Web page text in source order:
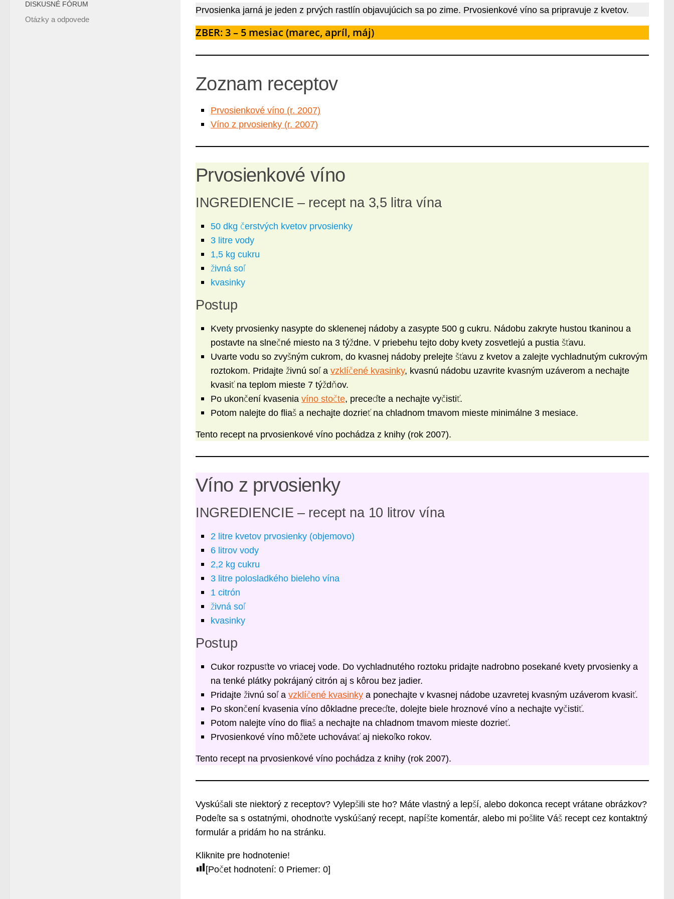
Prvosienka jarná je jeden z prvých rastlín objavujúcich sa po zime. Prvosienkové víno sa pripravuje z kvetov.
ZBER: 3 – 5 mesiac (marec, apríl, máj)
Zoznam receptov
Prvosienkové víno (r. 2007)
Víno z prvosienky (r. 2007)
Prvosienkové víno
INGREDIENCIE – recept na 3,5 litra vína
50 dkg čerstvých kvetov prvosienky
3 litre vody
1,5 kg cukru
živná soľ
kvasinky
Postup
Kvety prvosienky nasypte do sklenenej nádoby a zasypte 500 g cukru. Nádobu zakryte hustou tkaninou a
postavte na slnečné miesto na 3 týždne. V priebehu tejto doby kvety zosvetlejú a pustia šťavu.
Uvarte vodu so zvyšným cukrom, do kvasnej nádoby prelejte šťavu z kvetov a zalejte vychladnutým cukrovým
roztokom. Pridajte živnú soľ a vzklíčené kvasinky, kvasnú nádobu uzavrite kvasným uzáverom a nechajte
kvasiť na teplom mieste 7 týždňov.
Po ukončení kvasenia víno stočte, preceďte a nechajte vyčistiť.
Potom nalejte do fliaš a nechajte dozrieť na chladnom tmavom mieste minimálne 3 mesiace.
Tento recept na prvosienkové víno pochádza z knihy (rok 2007).
Víno z prvosienky
INGREDIENCIE – recept na 10 litrov vína
2 litre kvetov prvosienky (objemovo)
6 litrov vody
2,2 kg cukru
3 litre polosladkého bieleho vína
1 citrón
živná soľ
kvasinky
Postup
Cukor rozpusťte vo vriacej vode. Do vychladnutého roztoku pridajte nadrobno posekané kvety prvosienky a
na tenké plátky pokrájaný citrón aj s kôrou bez jadier.
Pridajte živnú soľ a vzklíčené kvasinky a ponechajte v kvasnej nádobe uzavretej kvasným uzáverom kvasiť.
Po skončení kvasenia víno dôkladne preceďte, dolejte biele hroznové víno a nechajte vyčistiť.
Potom nalejte víno do fliaš a nechajte na chladnom tmavom mieste dozrieť.
Prvosienkové víno môžete uchovávať aj niekoľko rokov.
Tento recept na prvosienkové víno pochádza z knihy (rok 2007).
Vyskúšali ste niektorý z receptov? Vylepšili ste ho? Máte vlastný a lepší, alebo dokonca recept vrátane obrázkov?
Podeľte sa s ostatnými, ohodnoťte vyskúšaný recept, napíšte komentár, alebo mi pošlite Váš recept cez kontaktný
formulár a pridám ho na stránku.
Kliknite pre hodnotenie!
[Počet hodnotení: 0 Priemer: 0]
DISKUSNÉ FÓRUM
Otázky a odpovede